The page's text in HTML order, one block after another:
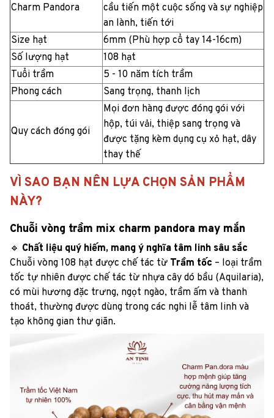
Charm Pandora
cầu tiến một cuộc sống và sự nghiệp
an lành, tiến tới
Size hạt
6mm (Phù hợp cổ tay 14-16cm)
Số lượng hạt
108 hạt
Tuổi trầm
5 - 10 năm tích trầm
Phong cách
Sang trọng, thanh lịch
Quy cách đóng gói
Mọi đơn hàng được đóng gói với
hộp, túi vải, thiệp sang trọng và
được tặng kèm dụng cụ xỏ hạt, dây
thay thế
VÌ SAO BẠN NÊN LỰA CHỌN SẢN PHẨM
NÀY?
Chuỗi vòng trầm mix charm pandora may mắn
🔹 Chất liệu quý hiếm, mang ý nghĩa tâm linh sâu sắc
Chuỗi vòng 108 hạt được chế tác từ Trầm tốc – loại trầm
tốc tự nhiên được chế tác từ nhựa cây dó bầu (Aquilaria),
có mùi hương đặc trưng, ngọt ngào, trầm ấm và thanh
thoát, thường được dùng trong các nghi lễ tâm linh và
tạo không gian thư giãn.